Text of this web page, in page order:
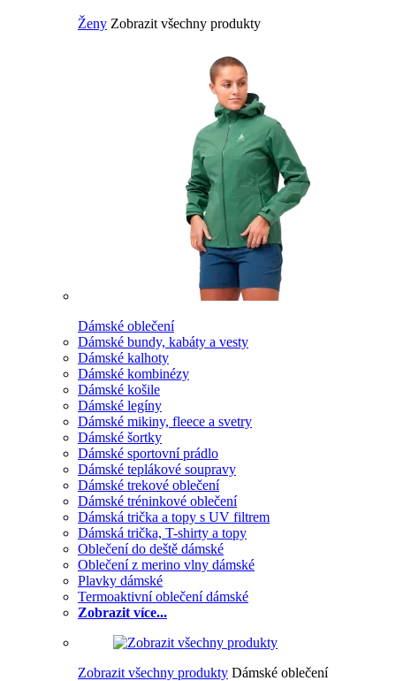
Ženy Zobrazit všechny produkty
Dámské oblečení
Dámské bundy, kabáty a vesty
Dámské kalhoty
Dámské kombinézy
Dámské košile
Dámské legíny
Dámské mikiny, fleece a svetry
Dámské šortky
Dámské sportovní prádlo
Dámské teplákové soupravy
Dámské trekové oblečení
Dámské tréninkové oblečení
Dámská trička a topy s UV filtrem
Dámská trička, T-shirty a topy
Oblečení do deště dámské
Oblečení z merino vlny dámské
Plavky dámské
Termoaktivní oblečení dámské
Zobrazit více...
Zobrazit všechny produkty Dámské oblečení